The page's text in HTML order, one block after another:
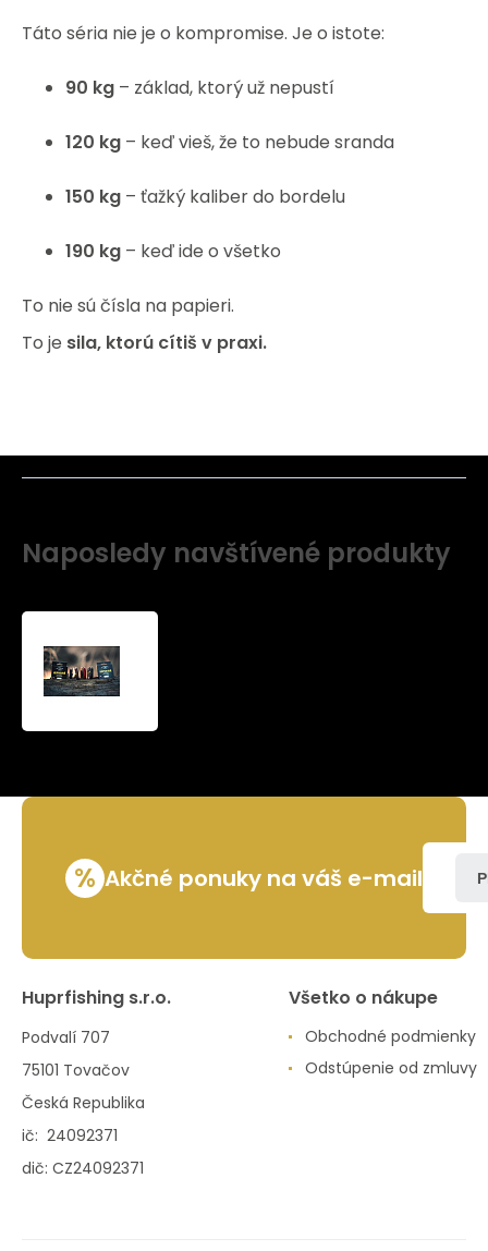
Táto séria nie je o kompromise. Je o istote:
90 kg – základ, ktorý už nepustí
120 kg – keď vieš, že to nebude sranda
150 kg – ťažký kaliber do bordelu
190 kg – keď ide o všetko
To nie sú čísla na papieri.
To je sila, ktorú cítiš v praxi.
Naposledy navštívené produkty
% Akčné ponuky na váš e-mail
Huprfishing s.r.o.
Podvalí 707
75101 Tovačov
Česká Republika
ič: 24092371
dič: CZ24092371
Všetko o nákupe
Obchodné podmienky
Odstúpenie od zmluvy